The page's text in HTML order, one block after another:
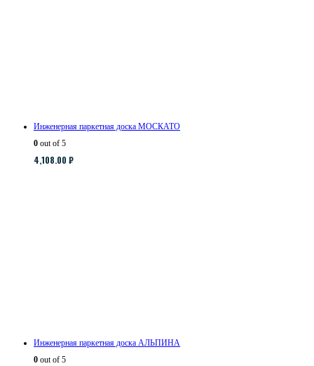
Инженерная паркетная доска МОСКАТО
0 out of 5
4,108.00 ₽
Инженерная паркетная доска АЛЬПИНА
0 out of 5